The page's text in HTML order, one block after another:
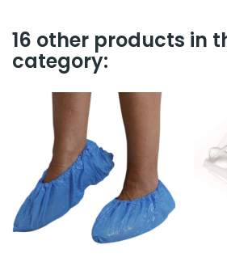
16 other products in
category: